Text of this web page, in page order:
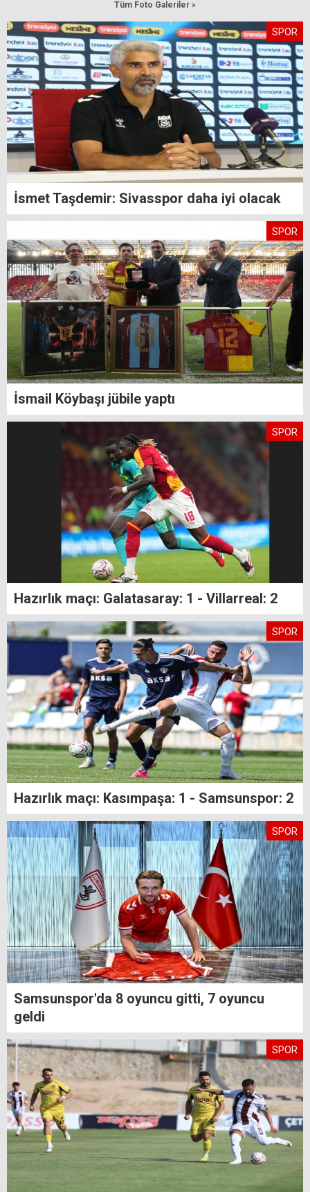
Tüm Foto Galeriler »
SPOR
İsmet Taşdemir: Sivasspor daha iyi olacak
SPOR
İsmail Köybaşı jübile yaptı
SPOR
Hazırlık maçı: Galatasaray: 1 - Villarreal: 2
SPOR
Hazırlık maçı: Kasımpaşa: 1 - Samsunspor: 2
SPOR
Samsunspor'da 8 oyuncu gitti, 7 oyuncu
geldi
SPOR